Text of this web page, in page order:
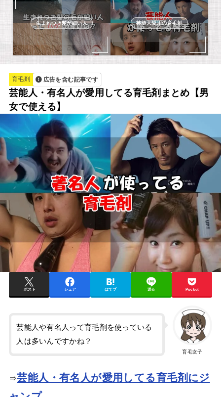
生まれつき髪が細い人 芸能人愛用の育毛剤
育毛剤 広告を含む記事です
芸能人・有名人が愛用してる育毛剤まとめ【男
女で使える】
ポスト シェア はてブ 送る Pocket
育毛女子
芸能人や有名人って育毛剤を使っている
人は多いんですかね？
⇒芸能人・有名人が愛用してる育毛剤にジ